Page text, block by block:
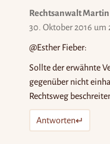
Rechtsanwalt
30. Oktober 2016 um
@Esther Fieber:
Sollte der erwähnte
gegenüber nicht
Rechtsweg
Antworten